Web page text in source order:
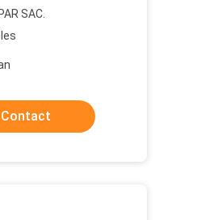
SAC.
Contact